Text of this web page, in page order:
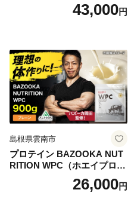
理 重箱 お正月 冷凍おせち 縁
ち 本格おせち おせち予約 年
末 年始 お取り寄せ 新春 贅沢
おせち こだわりおせち 惣菜
老舗おせち ふるさと納税お
せち 御節 お節料理 正月 調理
不要 おせち料理2027
43,000円
島根県雲南市
プロテイン BAZOOKA NUT
RITION WPC（ホエイプロテ
イン）＜プレーン＞ 900g｜
バズーカ岡田監修・植物由来
26,000円